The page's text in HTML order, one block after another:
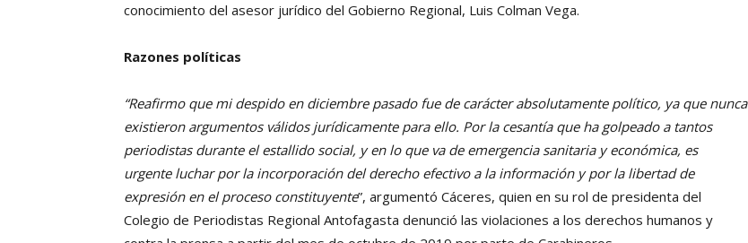
conocimiento del asesor jurídico del Gobierno Regional, Luis Colman Vega.
Razones políticas
“Reafirmo que mi despido en diciembre pasado fue de carácter absolutamente político, ya que nunca
existieron argumentos válidos jurídicamente para ello. Por la cesantía que ha golpeado a tantos
periodistas durante el estallido social, y en lo que va de emergencia sanitaria y económica, es
urgente luchar por la incorporación del derecho efectivo a la información y por la libertad de
expresión en el proceso constituyente”, argumentó Cáceres, quien en su rol de presidenta del
Colegio de Periodistas Regional Antofagasta denunció las violaciones a los derechos humanos y